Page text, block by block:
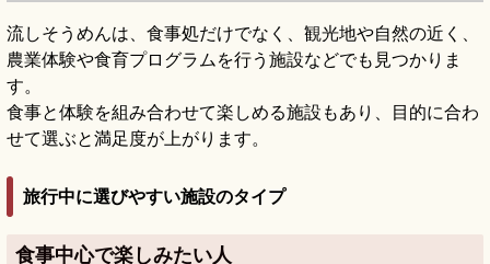
流しそうめんは、食事処だけでなく、観光地や自然の近く、
農業体験や食育プログラムを行う施設などでも見つかりま
す。
食事と体験を組み合わせて楽しめる施設もあり、目的に合わ
せて選ぶと満足度が上がります。
旅行中に選びやすい施設のタイプ
食事中心で楽しみたい人